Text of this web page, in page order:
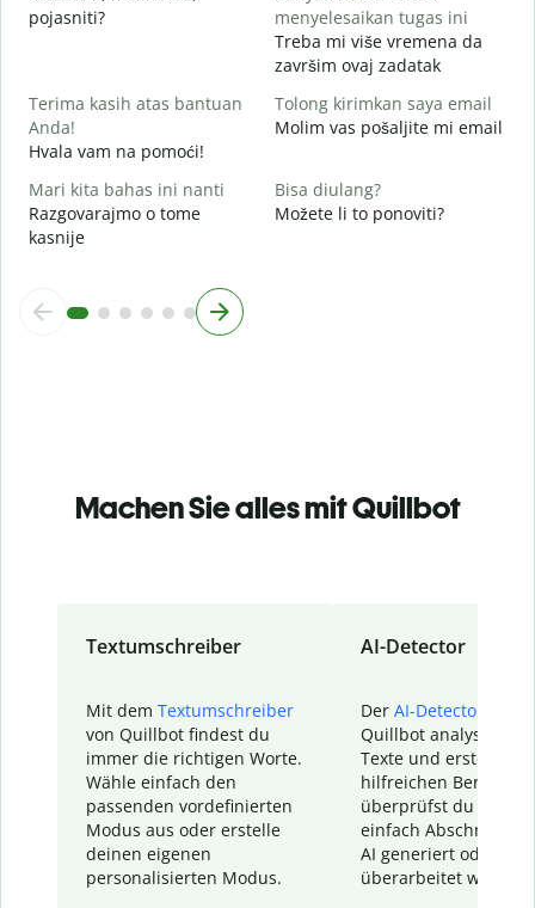
pojasniti?
menyelesaikan tugas ini
Treba mi više vremena da
završim ovaj zadatak
Terima kasih atas bantuan
Anda!
Hvala vam na pomoći!
Tolong kirimkan saya email
Molim vas pošaljite mi email
Mari kita bahas ini nanti
Razgovarajmo o tome
kasnije
Bisa diulang?
Možete li to ponoviti?
Machen Sie alles mit Quillbot
Textumschreiber
Mit dem Textumschreiber
von Quillbot findest du
immer die richtigen Worte.
Wähle einfach den
passenden vordefinierten
Modus aus oder erstelle
deinen eigenen
personalisierten Modus.
AI-Detector
Der AI-Detector
Quillbot analysiert
Texte und erstellt
hilfreichen Bericht.
überprüfst du
einfach Abschnitte,
AI generiert oder
überarbeitet wurden.